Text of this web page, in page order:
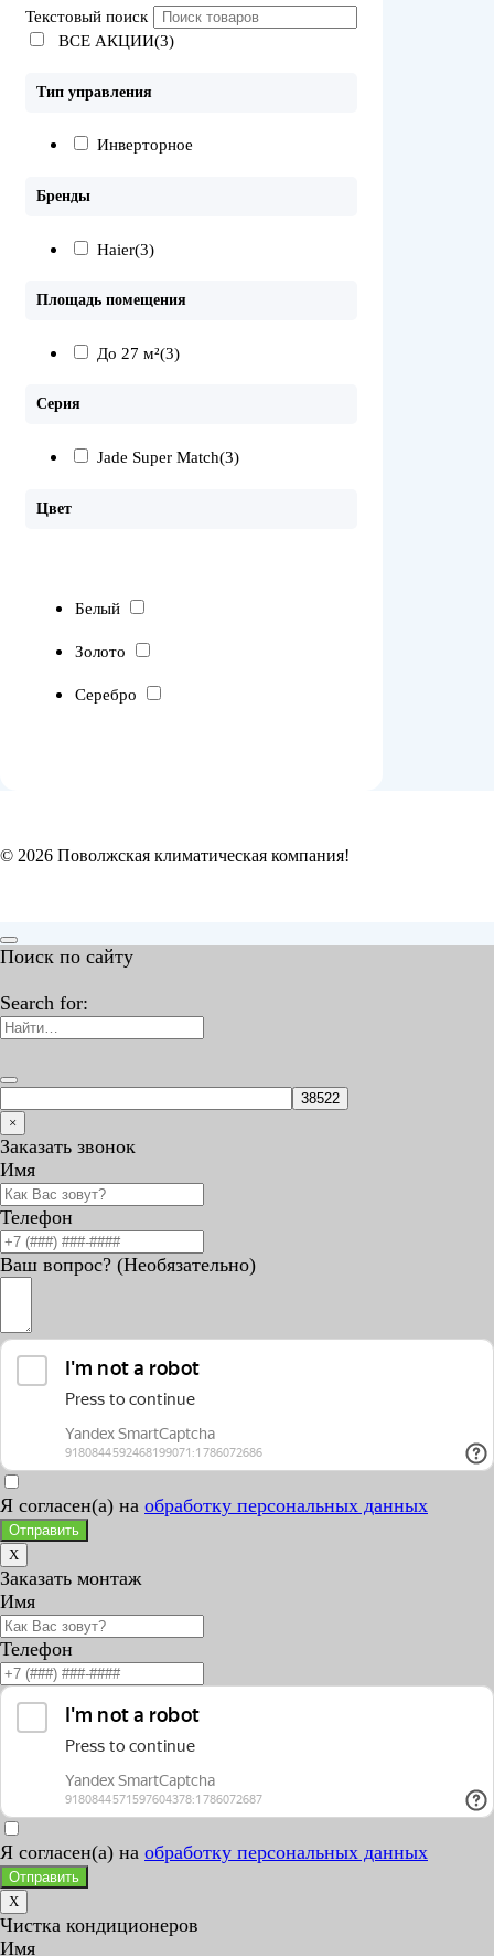
Текстовый поиск
ВСЕ АКЦИИ(3)
Тип управления
Инверторное
Бренды
Haier(3)
Площадь помещения
До 27 м²(3)
Серия
Jade Super Match(3)
Цвет
Белый
Золото
Серебро
© 2026 Поволжская климатическая компания!
Поиск по сайту
Search for:
×
Заказать звонок
Имя
Телефон
Ваш вопрос? (Необязательно)
Я согласен(а) на обработку персональных данных
Отправить
X
Заказать монтаж
Имя
Телефон
Я согласен(а) на обработку персональных данных
Отправить
X
Чистка кондиционеров
Имя